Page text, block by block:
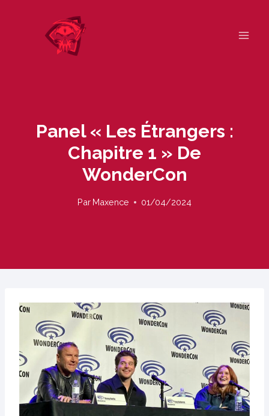
Panel « Les Étrangers :
Chapitre 1 » De
WonderCon
Par Maxence 01/04/2024